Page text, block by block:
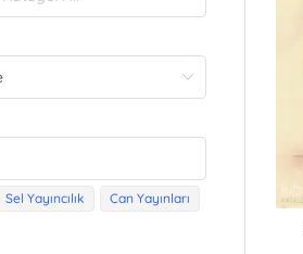
Sel Yayıncılık Can Yayınları